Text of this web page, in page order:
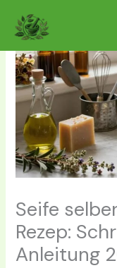
Inhalt
springen
Seife
Rezep:
Anleitung